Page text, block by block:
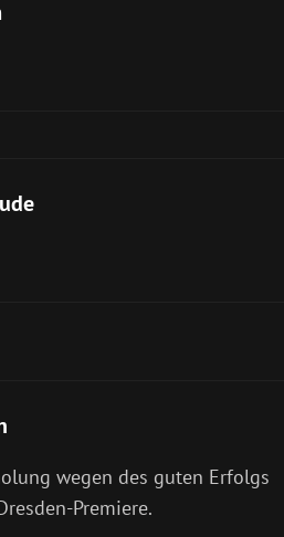
wegen des guten Erfolgs
Premiere.